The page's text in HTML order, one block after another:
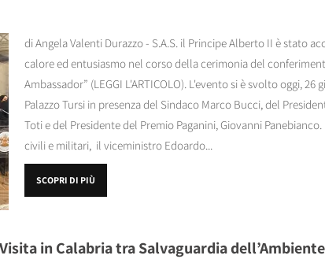
di Angela Valenti Durazzo - S.A.S. il Principe Alberto II è stato
calore ed entusiasmo nel corso della cerimonia del
Ambassador” (LEGGI L'ARTICOLO). L'evento si è svolto oggi,
Palazzo Tursi in presenza del Sindaco Marco Bucci, del
Toti e del Presidente del Premio Paganini, Giovanni
civili e militari, il viceministro Edoardo...
SCOPRI DI PIÙ
in Calabria tra Salvaguardia